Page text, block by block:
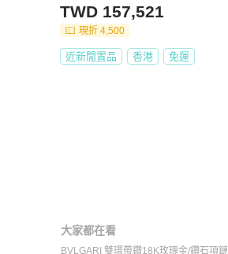
寸：45-47cm
TWD 157,521
現折 4,500
近新閒置品 香港 免運
大家都在看
BVLGARI 雙環帶鑽18K玫瑰金/鑽石項鏈